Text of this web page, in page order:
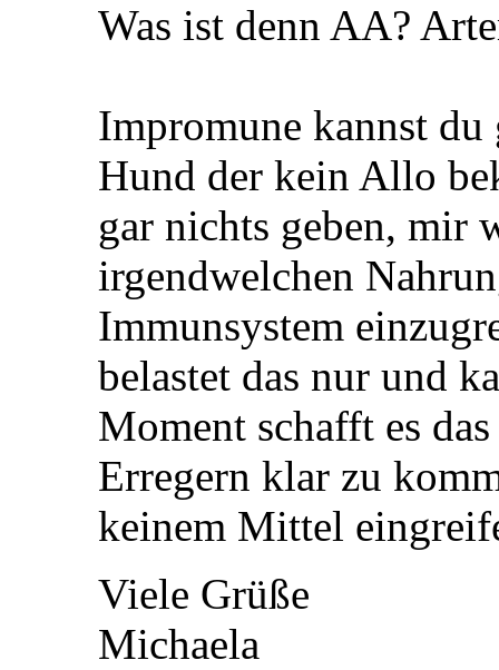
Was ist denn AA?
Impromune kannst du
Hund der kein Allo
gar nichts geben, mir
irgendwelchen
Immunsystem
belastet das nur und
Moment schafft es
Erregern klar zu
keinem Mittel
Viele Grüße
Michaela